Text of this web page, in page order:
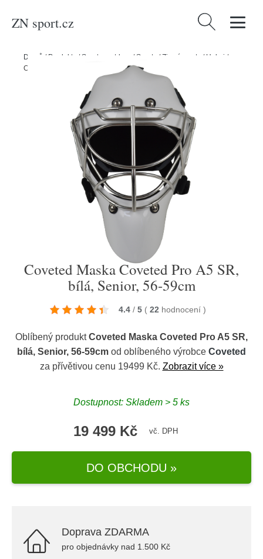
ZN sport.cz Vyhledávání
Domů / Produkty / Sport a outdoor / Sporty /Zimní sporty / Hokej /
Coveted Maska Coveted Pro A5 SR, bílá, Senior, 56-59cm
Coveted Maska Coveted Pro A5 SR,
bílá, Senior, 56-59cm
4.4 / 5 ( 22 hodnocení )
Oblíbený produktCoveted Maska Coveted Pro A5 SR,
bílá, Senior, 56-59cm od oblíbeného výrobce Coveted
za přívětivou cenu 19499 Kč. Zobrazit více »
Dostupnost: Skladem > 5 ks
19 499 Kč vč. DPH
DO OBCHODU »
Doprava ZDARMA
pro objednávky nad 1.500 Kč